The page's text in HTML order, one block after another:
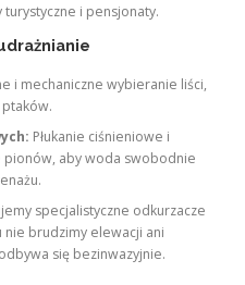
i pensjonaty.
i mechaniczne wybieranie liści,
Płukanie ciśnieniowe i
pionów, aby woda swobodnie
specjalistyczne odkurzacze
nie brudzimy elewacji ani
się bezinwazyjnie.